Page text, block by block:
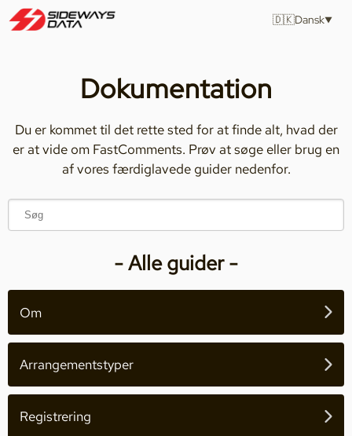
🇩🇰Dansk
Dokumentation
Du er kommet til det rette sted for at finde alt, hvad der
er at vide om FastComments. Prøv at søge eller brug en
af vores færdiglavede guider nedenfor.
- Alle guider -
Om
Arrangementstyper
Registrering